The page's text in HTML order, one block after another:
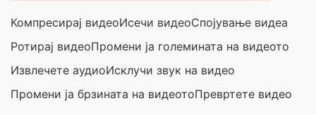
Компресирај видеоИсечи видеоСпојување видеа
Ротирај видеоПромени ја големината на видеото
Извлечете аудиоИсклучи звук на видео
Промени ја брзината на видеотоПревртете видео